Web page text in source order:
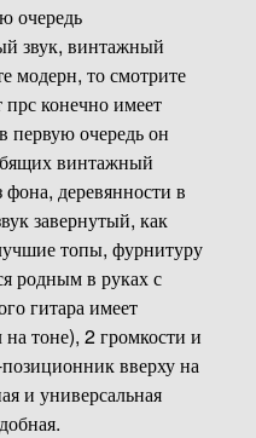
очередь
звук, винтажный
модерн, то смотрите
конечно имеет
первую очередь он
винтажный
фона, деревянности в
завернутый, как
топы, фурнитуру
родным в руках с
гитара имеет
тоне), 2 громкости и
вверху на
и универсальная